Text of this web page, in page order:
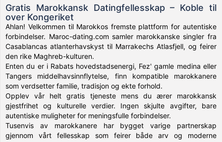
Gratis Marokkansk Datingfellesskap – Koble til
over Kongeriket
Ahlan! Velkommen til Marokkos fremste plattform for autentiske
forbindelser. Maroc-dating.com samler marokkanske singler fra
Casablancas atlanterhavskyst til Marrakechs Atlasfjell, og feirer
den rike Maghreb-kulturen.
Enten du er i Rabats hovedstadsenergi, Fez' gamle medina eller
Tangers middelhavsinnflytelse, finn kompatible marokkanere
som verdsetter familie, tradisjon og ekte forhold.
Opplev vår helt gratis tjeneste mens du ærer marokkansk
gjestfrihet og kulturelle verdier. Ingen skjulte avgifter, bare
autentiske muligheter for meningsfulle forbindelser.
Tusenvis av marokkanere har bygget varige partnerskap
gjennom vårt fellesskap som feirer både arv og moderne